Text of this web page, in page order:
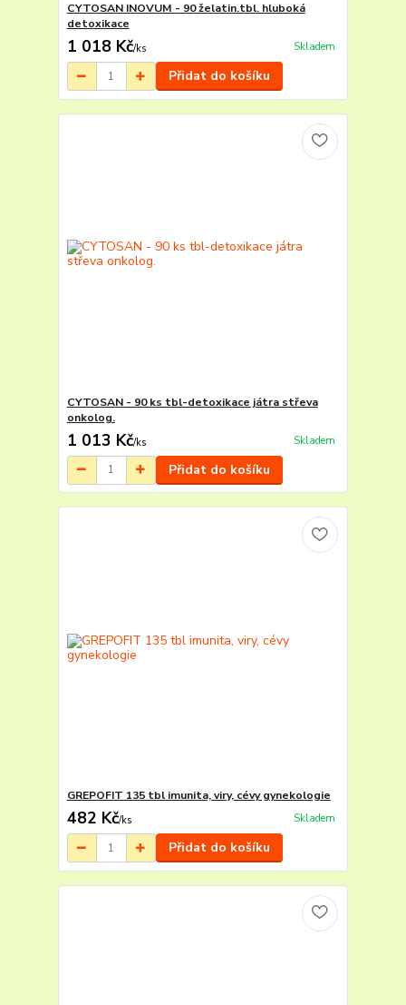
CYTOSAN INOVUM - 90 želatin.tbl. hluboká
detoxikace
1 018 Kč/ks Skladem
Přidat do košíku
CYTOSAN - 90 ks tbl-detoxikace játra střeva
onkolog.
1 013 Kč/ks Skladem
Přidat do košíku
GREPOFIT 135 tbl imunita, viry, cévy gynekologie
482 Kč/ks Skladem
Přidat do košíku